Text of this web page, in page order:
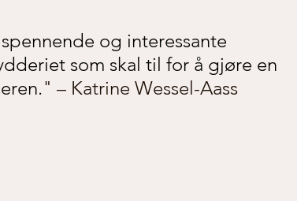
og interessante
som skal til for å gjøre en
" – Katrine Wessel-Aass